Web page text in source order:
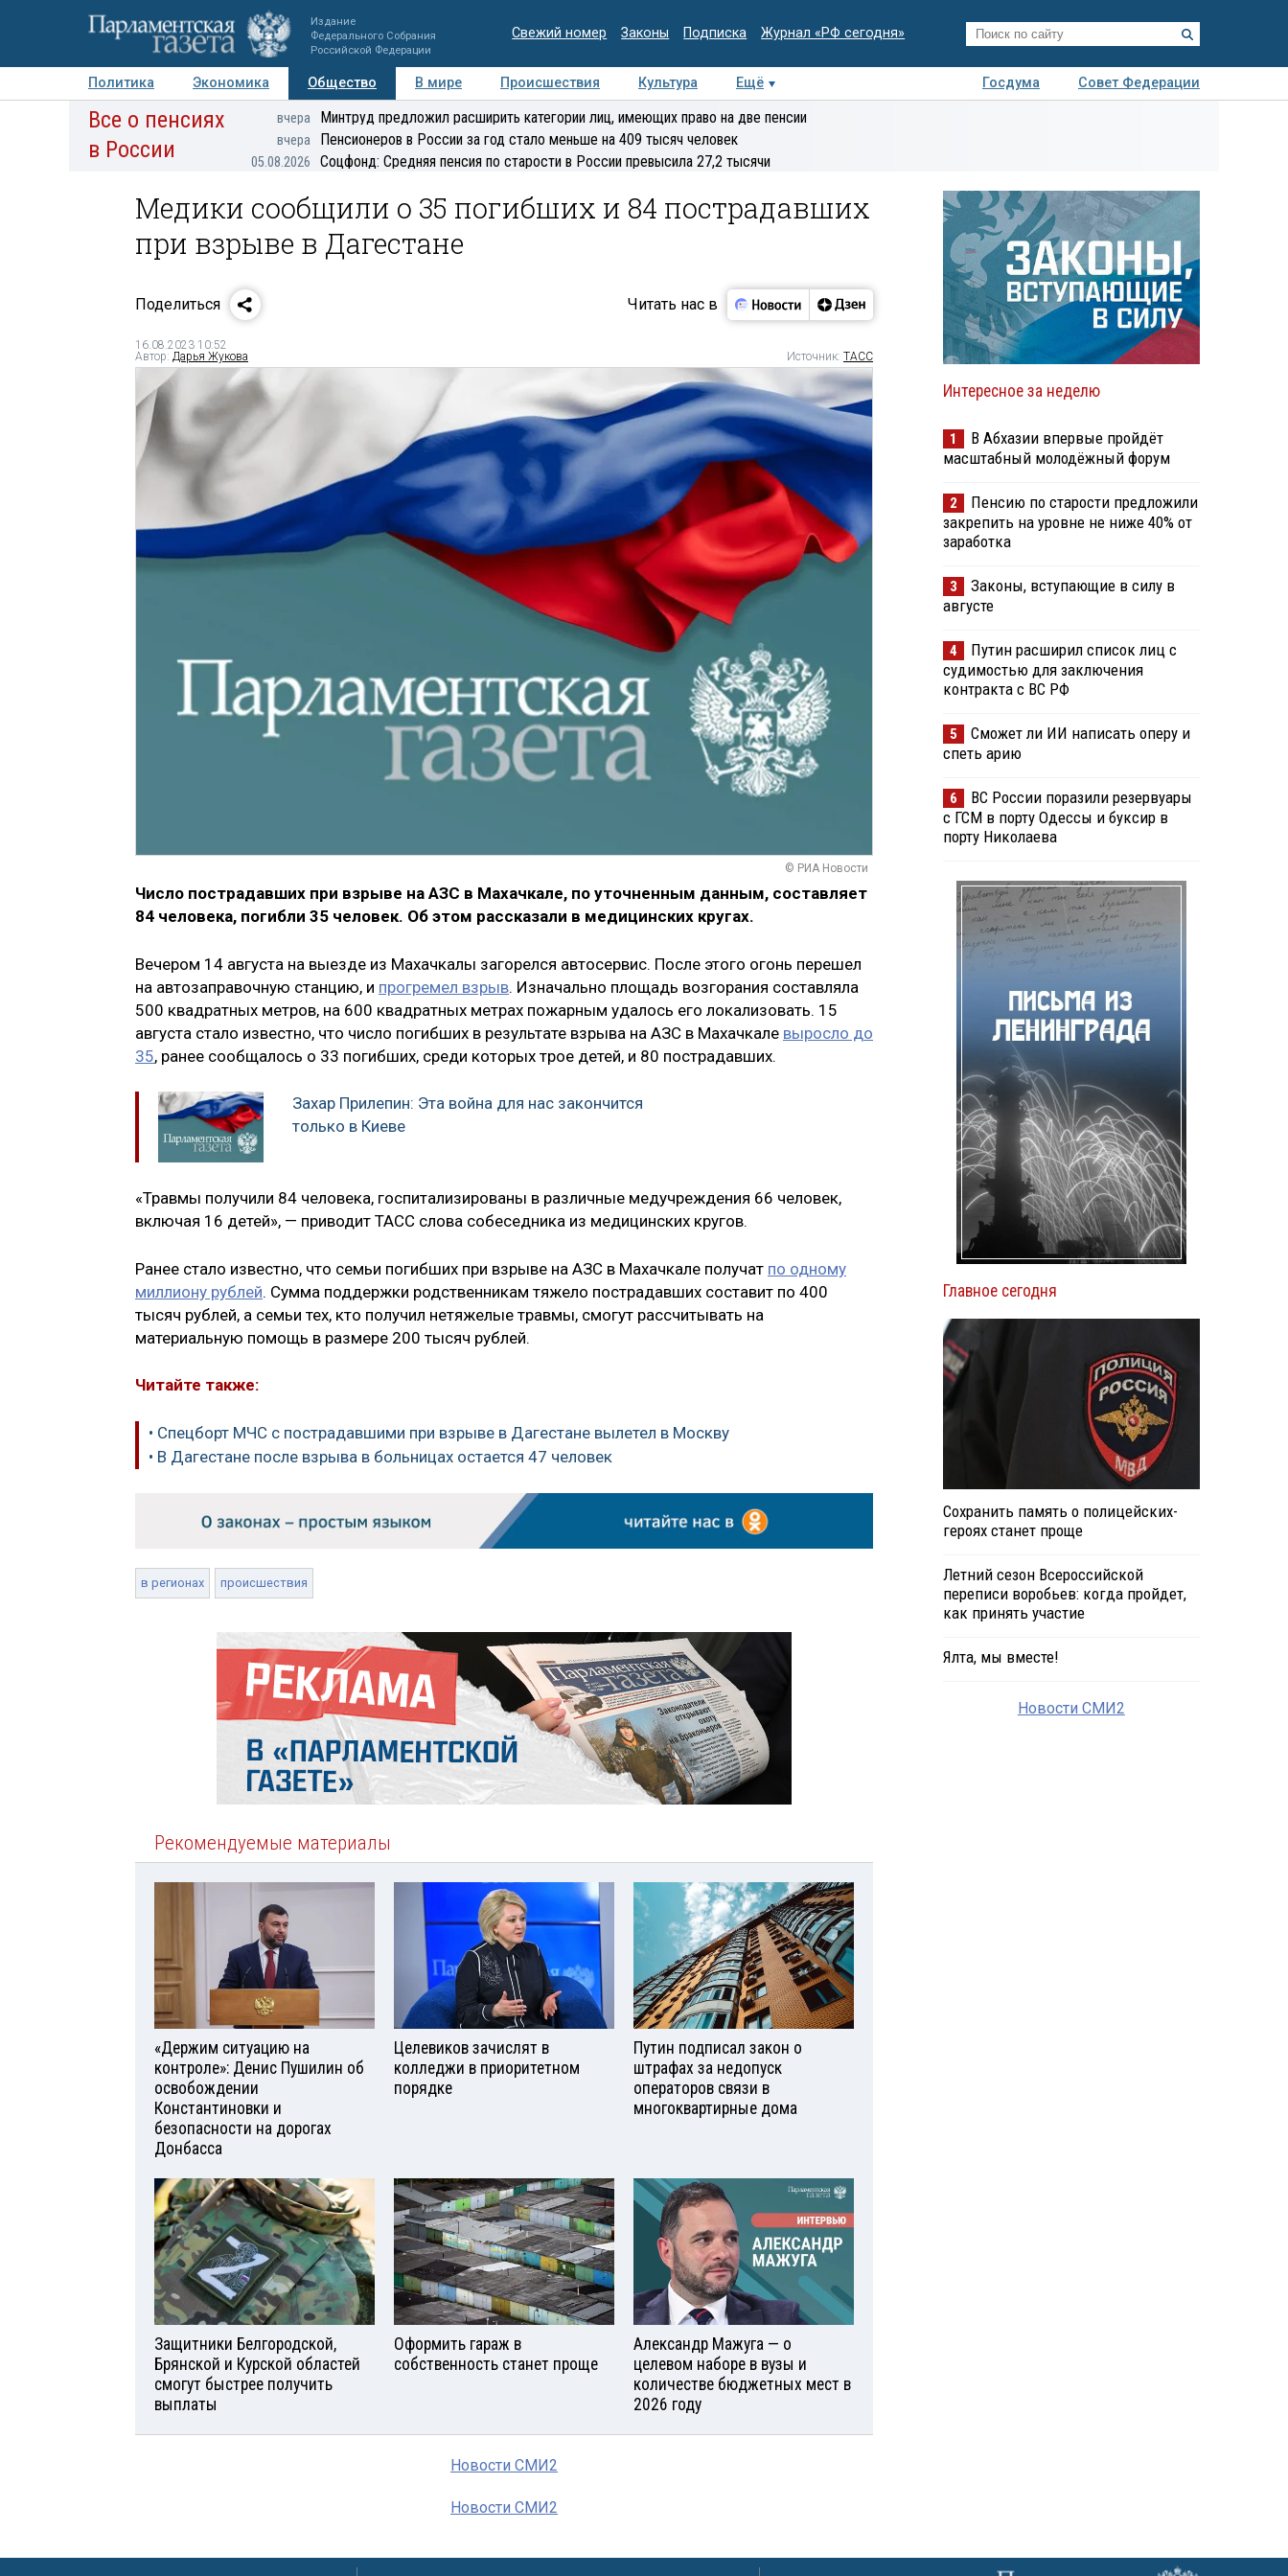
Издание
Федерального Собрания
Российской Федерации
Свежий номер Законы Подписка Журнал «РФ сегодня»
Политика Экономика Общество В мире Происшествия Культура Ещё Госдума
Совет Федерации
Авторы Персоны Мнения Регионы Медиацентр Интервью Колумнисты
Деловая
Все о пенсиях
в России
вчера Минтруд предложил расширить категории лиц, имеющих право на две пенсии
вчера Пенсионеров в России за год стало меньше на 409 тысяч человек
05.08.2026 Соцфонд: Средняя пенсия по старости в России превысила 27,2 тысячи
Медики сообщили о 35 погибших и 84 пострадавших
при взрыве в Дагестане
Поделиться Читать нас в
16.08.2023 10:52
Автор: Дарья Жукова Источник: ТАСС
© РИА Новости
Число пострадавших при взрыве на АЗС в Махачкале, по уточненным данным, составляет
84 человека, погибли 35 человек. Об этом рассказали в медицинских кругах.
Вечером 14 августа на выезде из Махачкалы загорелся автосервис. После этого огонь перешел
на автозаправочную станцию, и прогремел взрыв. Изначально площадь возгорания составляла
500 квадратных метров, на 600 квадратных метрах пожарным удалось его локализовать. 15
августа стало известно, что число погибших в результате взрыва на АЗС в Махачкале выросло до
35, ранее сообщалось о 33 погибших, среди которых трое детей, и 80 пострадавших.
Захар Прилепин: Эта война для нас закончится
только в Киеве
«Травмы получили 84 человека, госпитализированы в различные медучреждения 66 человек,
включая 16 детей», — приводит ТАСС слова собеседника из медицинских кругов.
Ранее стало известно, что семьи погибших при взрыве на АЗС в Махачкале получат по одному
миллиону рублей. Сумма поддержки родственникам тяжело пострадавших составит по 400
тысяч рублей, а семьи тех, кто получил нетяжелые травмы, смогут рассчитывать на
материальную помощь в размере 200 тысяч рублей.
Читайте также:
• Спецборт МЧС с пострадавшими при взрыве в Дагестане вылетел в Москву
• В Дагестане после взрыва в больницах остается 47 человек
в регионах происшествия
Рекомендуемые материалы
«Держим ситуацию на
контроле»: Денис Пушилин об
освобождении
Константиновки и
безопасности на дорогах
Донбасса
Целевиков зачислят в
колледжи в приоритетном
порядке
Путин подписал закон о
штрафах за недопуск
операторов связи в
многоквартирные дома
Защитники Белгородской,
Брянской и Курской областей
смогут быстрее получить
выплаты
Оформить гараж в
собственность станет проще
Александр Мажуга — о
целевом наборе в вузы и
количестве бюджетных мест в
2026 году
Новости СМИ2
Новости СМИ2
Интересное за неделю
1
В Абхазии впервые пройдёт
масштабный молодёжный форум
2
Пенсию по старости предложили
закрепить на уровне не ниже 40% от
заработка
3
Законы, вступающие в силу в
августе
4
Путин расширил список лиц с
судимостью для заключения
контракта с ВС РФ
5
Сможет ли ИИ написать оперу и
спеть арию
6
ВС России поразили резервуары
с ГСМ в порту Одессы и буксир в
порту Николаева
Главное сегодня
Сохранить память о полицейских-
героях станет проще
Летний сезон Всероссийской
переписи воробьев: когда пройдет,
как принять участие
Ялта, мы вместе!
Новости СМИ2